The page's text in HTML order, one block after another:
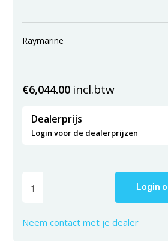
Raymarine
€6,044.00 incl.btw
Dealerprijs
Login voor de dealerprijzen
Login
Neem contact met je dealer